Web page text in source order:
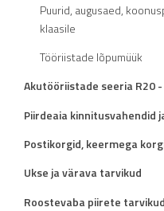
Puurid, augusaed,
klaasile
Tööriistade lõpumüük
Akutööriistade seeria R20
Piirdeaia kinnitusvahendid
Postikorgid, keermega
Ukse ja värava tarvikud
Roostevaba piirete tarvikud